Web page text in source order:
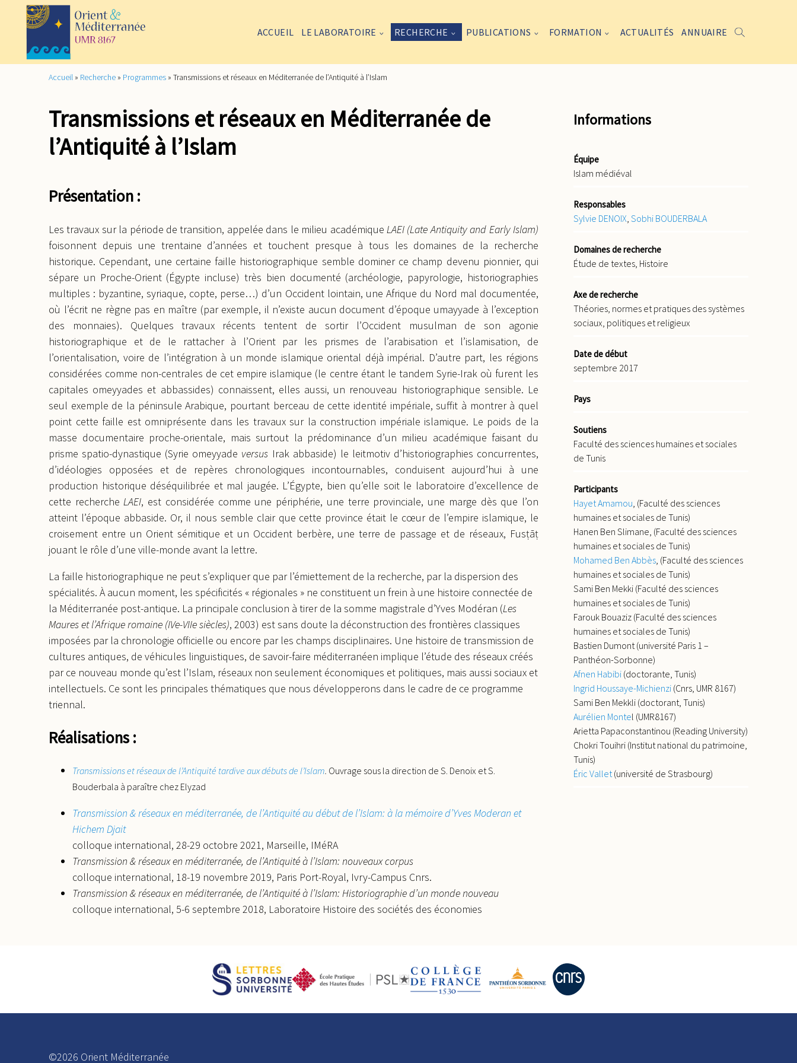
ACCUEIL LE LABORATOIRE RECHERCHE PUBLICATIONS FORMATION ACTUALITÉS ANNUAIRE
Accueil » Recherche » Programmes » Transmissions et réseaux en Méditerranée de l’Antiquité à l’Islam
Transmissions et réseaux en Méditerranée de
l’Antiquité à l’Islam
Présentation :
Les travaux sur la période de transition, appelée dans le milieu académique LAEI (Late Antiquity and Early Islam)
foisonnent depuis une trentaine d’années et touchent presque à tous les domaines de la recherche
historique. Cependant, une certaine faille historiographique semble dominer ce champ devenu pionnier, qui
sépare un Proche-Orient (Égypte incluse) très bien documenté (archéologie, papyrologie, historiographies
multiples : byzantine, syriaque, copte, perse…) d’un Occident lointain, une Afrique du Nord mal documentée,
où l’écrit ne règne pas en maître (par exemple, il n’existe aucun document d’époque umayyade à l’exception
des monnaies). Quelques travaux récents tentent de sortir l’Occident musulman de son agonie
historiographique et de le rattacher à l’Orient par les prismes de l’arabisation et l’islamisation, de
l’orientalisation, voire de l’intégration à un monde islamique oriental déjà impérial. D’autre part, les régions
considérées comme non-centrales de cet empire islamique (le centre étant le tandem Syrie-Irak où furent les
capitales omeyyades et abbassides) connaissent, elles aussi, un renouveau historiographique sensible. Le
seul exemple de la péninsule Arabique, pourtant berceau de cette identité impériale, suffit à montrer à quel
point cette faille est omniprésente dans les travaux sur la construction impériale islamique. Le poids de la
masse documentaire proche-orientale, mais surtout la prédominance d’un milieu académique faisant du
prisme spatio-dynastique (Syrie omeyyade versus Irak abbaside) le leitmotiv d’historiographies concurrentes,
d’idéologies opposées et de repères chronologiques incontournables, conduisent aujourd’hui à une
production historique déséquilibrée et mal jaugée. L’Égypte, bien qu’elle soit le laboratoire d’excellence de
cette recherche LAEI, est considérée comme une périphérie, une terre provinciale, une marge dès que l’on
atteint l’époque abbaside. Or, il nous semble clair que cette province était le cœur de l’empire islamique, le
croisement entre un Orient sémitique et un Occident berbère, une terre de passage et de réseaux, Fusṭāṭ
jouant le rôle d’une ville-monde avant la lettre.
La faille historiographique ne peut s’expliquer que par l’émiettement de la recherche, par la dispersion des
spécialités. À aucun moment, les spécificités « régionales » ne constituent un frein à une histoire connectée de
la Méditerranée post-antique. La principale conclusion à tirer de la somme magistrale d’Yves Modéran (Les
Maures et l’Afrique romaine (IVe-VIIe siècles), 2003) est sans doute la déconstruction des frontières classiques
imposées par la chronologie officielle ou encore par les champs disciplinaires. Une histoire de transmission de
cultures antiques, de véhicules linguistiques, de savoir-faire méditerranéen implique l’étude des réseaux créés
par ce nouveau monde qu’est l’Islam, réseaux non seulement économiques et politiques, mais aussi sociaux et
intellectuels. Ce sont les principales thématiques que nous développerons dans le cadre de ce programme
triennal.
Réalisations :
Transmissions et réseaux de l’Antiquité tardive aux débuts de l’Islam. Ouvrage sous la direction de S. Denoix et S.
Bouderbala à paraître chez Elyzad
Transmission & réseaux en méditerranée, de l’Antiquité au début de l’Islam: à la mémoire d’Yves Moderan et
Hichem Djait
colloque international, 28-29 octobre 2021, Marseille, IMéRA
Transmission & réseaux en méditerranée, de l’Antiquité à l’Islam: nouveaux corpus
colloque international, 18-19 novembre 2019, Paris Port-Royal, Ivry-Campus Cnrs.
Transmission & réseaux en méditerranée, de l’Antiquité à l’Islam: Historiographie d’un monde nouveau
colloque international, 5-6 septembre 2018, Laboratoire Histoire des sociétés des économies
Informations
Équipe
Islam médiéval
Responsables
Sylvie DENOIX Sobhi BOUDERBALA
Domaines de recherche
Étude de textes, Histoire
Axe de recherche
Théories, normes et pratiques des systèmes
sociaux, politiques et religieux
Date de début
septembre 2017
Pays
Soutiens
Faculté des sciences humaines et sociales
de Tunis
Participants
Hayet Amamou , (Faculté des sciences
humaines et sociales de Tunis)
Hanen Ben Slimane, (Faculté des sciences
humaines et sociales de Tunis)
Mohamed Ben Abbès , (Faculté des sciences
humaines et sociales de Tunis)
Sami Ben Mekki (Faculté des sciences
humaines et sociales de Tunis)
Farouk Bouaziz (Faculté des sciences
humaines et sociales de Tunis)
Bastien Dumont (université Paris 1 –
Panthéon-Sorbonne)
Afnen Habibi (doctorante, Tunis)
Ingrid Houssaye-Michienzi (Cnrs, UMR 8167)
Sami Ben Mekkli (doctorant, Tunis)
Aurélien Montel (UMR8167)
Arietta Papaconstantinou (Reading University)
Chokri Touihri (Institut national du patrimoine,
Tunis)
Éric Vallet (université de Strasbourg)
©2026 Orient Méditerranée